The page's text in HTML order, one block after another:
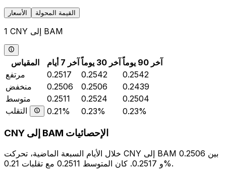
الأسعار القيمة المحولة
1 CNY إلى BAM
المقياس آخر 7 أيام آخر 30 يوماً
آخر 90 يوماً
مرتفع
0.2517 0.2542
0.2542
منخفض
0.2506 0.2506
0.2439
متوسط
0.2511 0.2524
0.2504
التقلب
0.21% 0.23% 0.23%
CNY إلى BAM الإحصائيات
خلال الأيام السبعة الماضية، تحركت CNY إلى BAM بين 0.2506
و 0.2517. كان المتوسط 0.2511 مع تقلبات 0.21%.